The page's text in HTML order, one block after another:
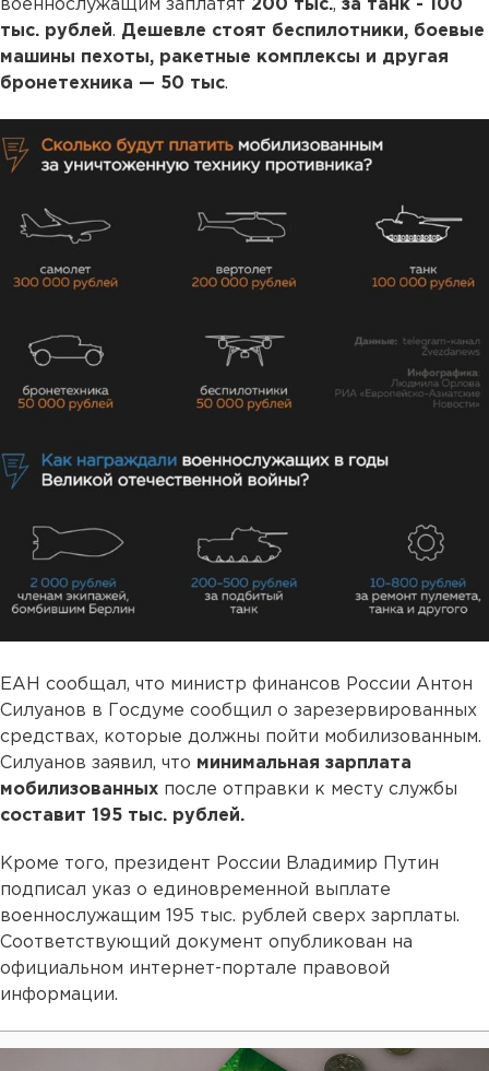
военнослужащим заплатят 200 тыс., за танк - 100
тыс. рублей. Дешевле стоят беспилотники, боевые
машины пехоты, ракетные комплексы и другая
бронетехника — 50 тыс.
ЕАН сообщал, что министр финансов России Антон
Силуанов в Госдуме сообщил о зарезервированных
средствах, которые должны пойти мобилизованным.
Силуанов заявил, что минимальная зарплата
мобилизованных после отправки к месту службы
составит 195 тыс. рублей.
Кроме того, президент России Владимир Путин
подписал указ о единовременной выплате
военнослужащим 195 тыс. рублей сверх зарплаты.
Соответствующий документ опубликован на
официальном интернет-портале правовой
информации.